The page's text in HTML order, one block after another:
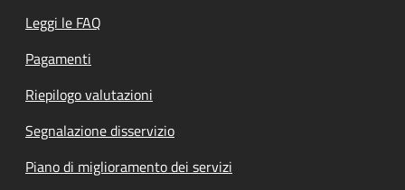
Leggi le FAQ
Pagamenti
Riepilogo valutazioni
Segnalazione disservizio
Piano di miglioramento dei servizi